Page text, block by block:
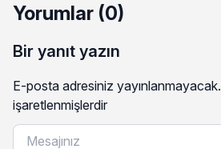
Yorumlar (0)
Bir yanıt yazın
E-posta adresiniz yayınlanmayacak.
işaretlenmişlerdir